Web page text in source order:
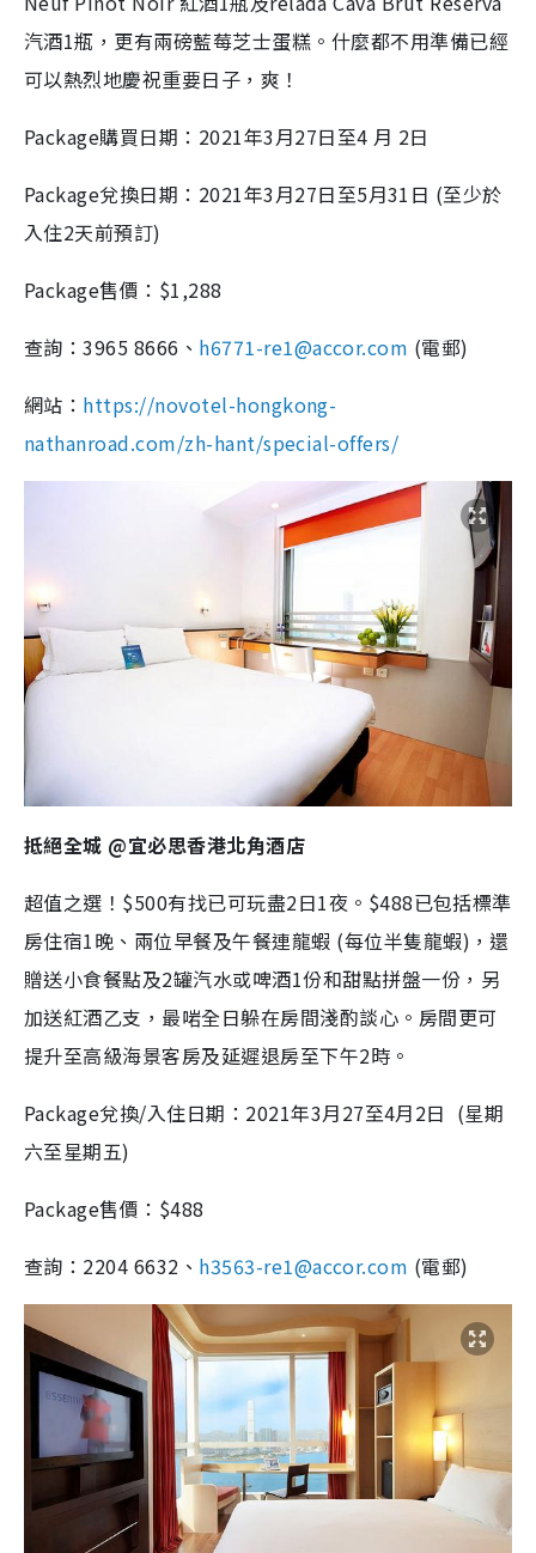
汽酒1瓶，更有兩磅藍莓芝士蛋糕。什麼都不用準備已經
可以熱烈地慶祝重要日子，爽！
Package購買日期：2021年3月27日至4 月 2日
Package兌換日期：2021年3月27日至5月31日 (至少於
入住2天前預訂)
Package售價：$1,288
查詢：3965 8666、 h6771-re1@accor.com (電郵)
網站： https://novotel-hongkong-
nathanroad.com/zh-hant/special-offers/
抵絕全城 @宜必思香港北角酒店
超值之選！$500有找已可玩盡2日1夜。$488已包括標準
房住宿1晚、兩位早餐及午餐連龍蝦 (每位半隻龍蝦)，還
贈送小食餐點及2罐汽水或啤酒1份和甜點拼盤一份，另
加送紅酒乙支，最啱全日躲在房間淺酌談心。房間更可
提升至高級海景客房及延遲退房至下午2時。
Package兌換/入住日期：2021年3月27至4月2日 (星期
六至星期五)
Package售價：$488
查詢：2204 6632、 h3563-re1@accor.com (電郵)